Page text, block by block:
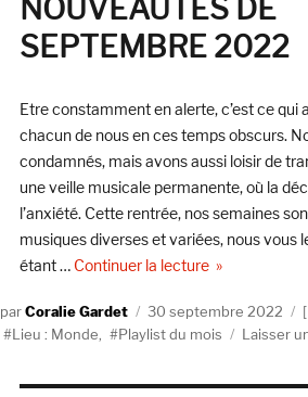
NOUVEAUTÉS DE
SEPTEMBRE 2022
Etre constamment en alerte, c’est ce qui
chacun de nous en ces temps obscurs.
condamnés, mais avons aussi loisir de
une veille musicale permanente, où la
l’anxiété. Cette rentrée, nos semaines
musiques diverses et variées, nous vous
étant … Continuer la lecturede « LA
AuteurCoralie Gardet
Publié
le
30 septembre 2022
Lieu : Monde
Playlist du mois Laisser